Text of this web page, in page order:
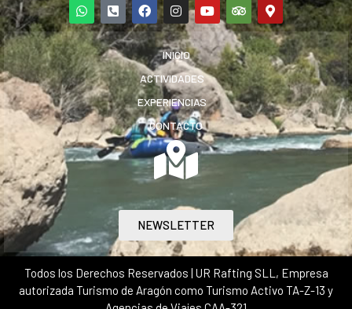
INICIO
ACTIVIDADES
EXPERIENCIAS
CONTACTO
NEWSLETTER
Todos los Derechos Reservados | UR Rafting SLL, Empresa
autorizada Turismo de Aragón como Turismo Activo TA-Z-13 y